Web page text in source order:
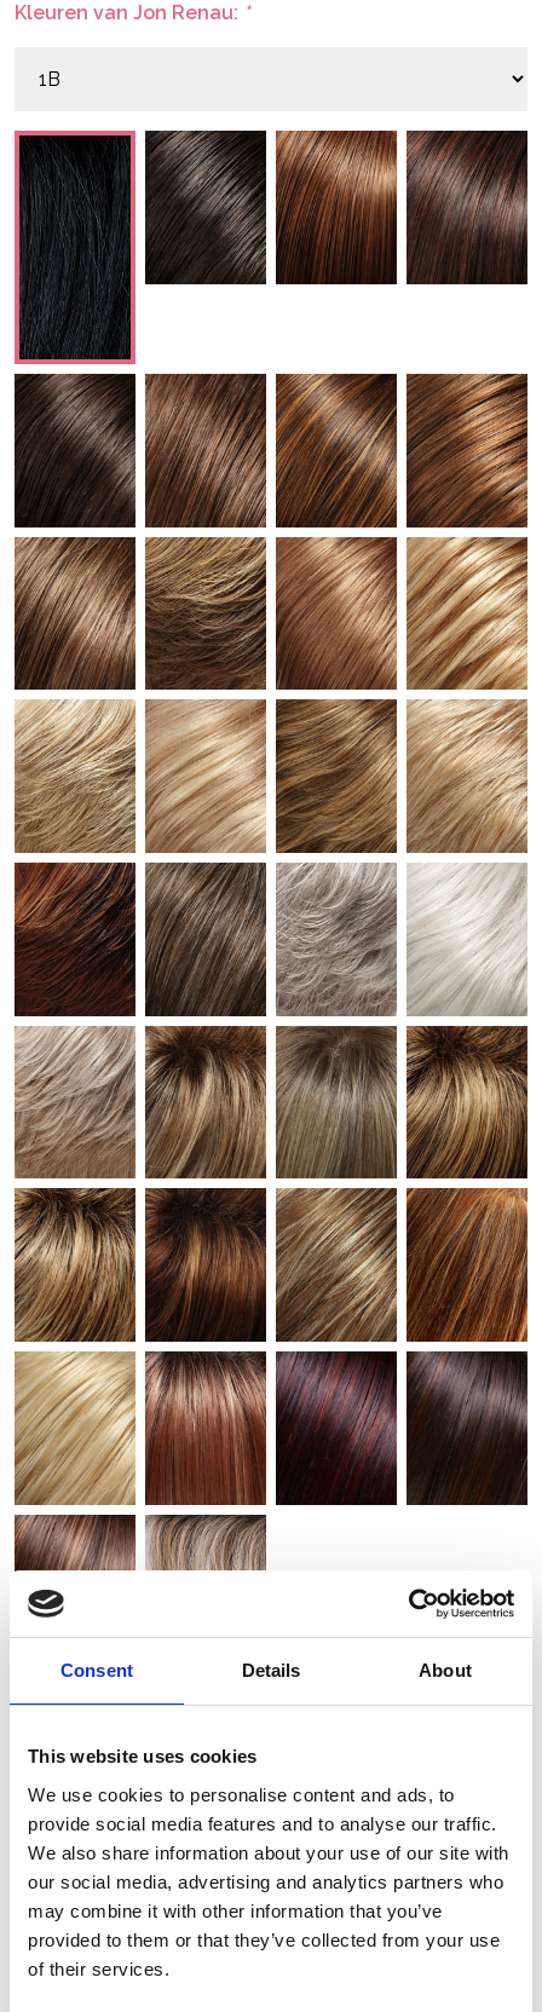
Consent Details About
This website uses cookies
We use cookies to personalise content and ads, to
provide social media features and to analyse our traffic.
We also share information about your use of our site with
our social media, advertising and analytics partners who
may combine it with other information that you’ve
provided to them or that they’ve collected from your use
of their services.
Kleuren van Jon Renau: *